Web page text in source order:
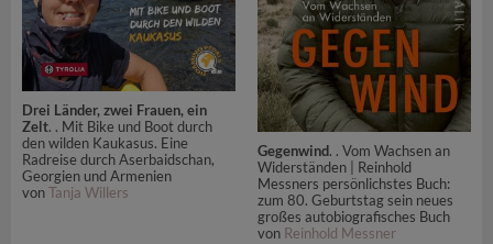
Drei Länder, zwei Frauen, ein
Zelt. . Mit Bike und Boot durch
den wilden Kaukasus. Eine
Radreise durch Aserbaidschan,
Georgien und Armenien
vonTanja Willers
Gegenwind. . Vom Wachsen an
Widerständen | Reinhold
Messners persönlichstes Buch:
zum 80. Geburtstag sein neues
großes autobiografisches Buch
von Reinhold Messner